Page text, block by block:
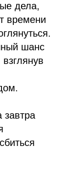
дела,
времени
шанс
завтра